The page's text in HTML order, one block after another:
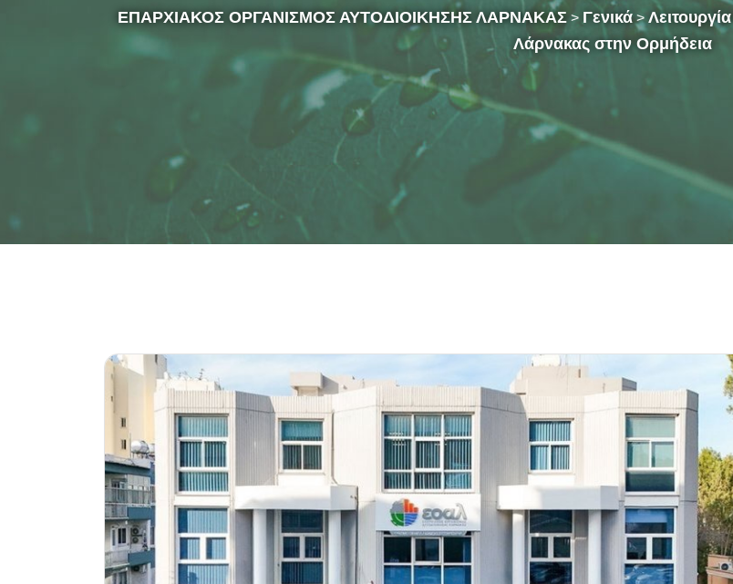
ΕΠΑΡΧΙΑΚΟΣ ΟΡΓΑΝΙΣΜΟΣ ΑΥΤΟΔΙΟΙΚΗΣΗΣ ΛΑΡΝΑΚΑΣ > Γενικά >
Λάρνακας στην Ορμήδεια